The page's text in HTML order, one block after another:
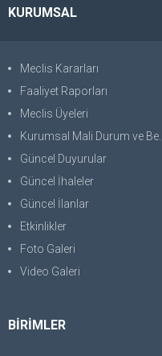
KURUMSAL
Meclis Kararları
Faaliyet Raporları
Meclis Üyeleri
Kurumsal Mali Durum ve Beklentiler Raporu
Güncel Duyurular
Güncel İhaleler
Güncel İlanlar
Etkinlikler
Foto Galeri
Video Galeri
BİRİMLER